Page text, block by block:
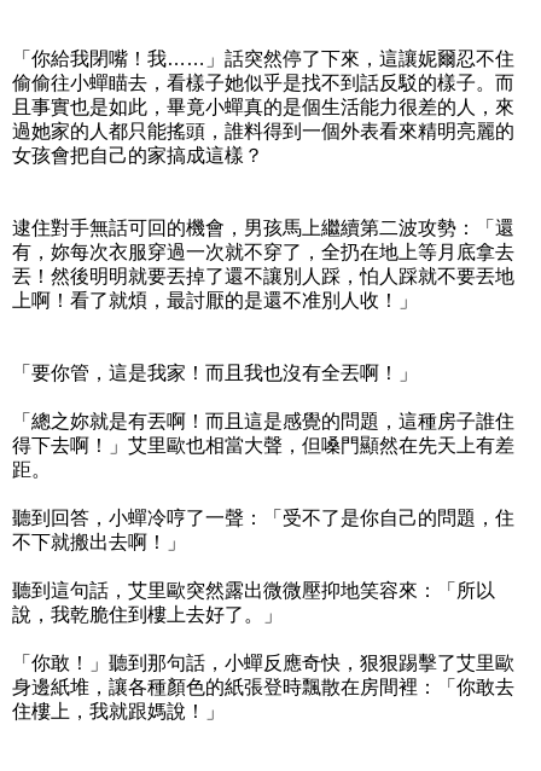
「你給我閉嘴！我……」話突然停了下來，這讓妮爾忍不住
偷偷往小蟬瞄去，看樣子她似乎是找不到話反駁的樣子。而
且事實也是如此，畢竟小蟬真的是個生活能力很差的人，來
過她家的人都只能搖頭，誰料得到一個外表看來精明亮麗的
女孩會把自己的家搞成這樣？
逮住對手無話可回的機會，男孩馬上繼續第二波攻勢：「還
有，妳每次衣服穿過一次就不穿了，全扔在地上等月底拿去
丟！然後明明就要丟掉了還不讓別人踩，怕人踩就不要丟地
上啊！看了就煩，最討厭的是還不准別人收！」
「要你管，這是我家！而且我也沒有全丟啊！」
「總之妳就是有丟啊！而且這是感覺的問題，這種房子誰住
得下去啊！」艾里歐也相當大聲，但嗓門顯然在先天上有差
距。
聽到回答，小蟬冷哼了一聲：「受不了是你自己的問題，住
不下就搬出去啊！」
聽到這句話，艾里歐突然露出微微壓抑地笑容來：「所以
說，我乾脆住到樓上去好了。」
「你敢！」聽到那句話，小蟬反應奇快，狠狠踢擊了艾里歐
身邊紙堆，讓各種顏色的紙張登時飄散在房間裡：「你敢去
住樓上，我就跟媽說！」